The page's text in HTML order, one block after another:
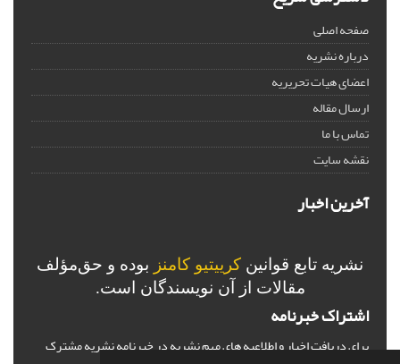
صفحه اصلی
درباره نشریه
اعضای هیات تحریریه
ارسال مقاله
تماس با ما
نقشه سایت
آخرین اخبار
نشریه تابع قوانین کرییتیو کامنز بوده و حق‌مؤلف
مقالات از آن نویسندگان است.
اشتراک خبرنامه
برای دریافت اخبار و اطلاعیه های مهم نشریه در خبرنامه نشریه مشترک